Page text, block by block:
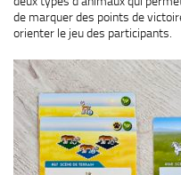
de marquer des points de
orienter le jeu des participants.